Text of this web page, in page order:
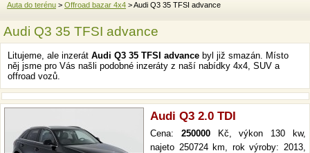
Auta do terénu > Offroad bazar 4x4 > Audi Q3 35 TFSI advance
Audi Q3 35 TFSI advance
Litujeme, ale inzerát Audi Q3 35 TFSI advance byl již smazán. Místo
něj jsme pro Vás našli podobné inzeráty z naší nabídky 4x4, SUV a
offroad vozů.
Audi Q3 2.0 TDI
Cena: 250000Kč, výkon 130 kw,
najeto 250724 km, rok výroby: 2013,